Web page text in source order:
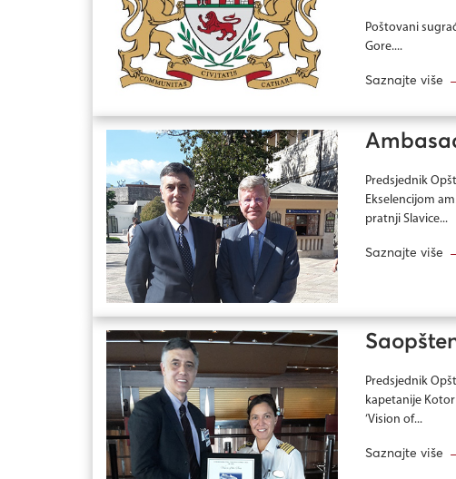
Poštovani
Gore....
Saznajte više
Predsjednik
Ekselencijom
pratnji Slavice...
Saznajte više
Predsjednik
kapetanije
‘Vision of...
Saznajte više